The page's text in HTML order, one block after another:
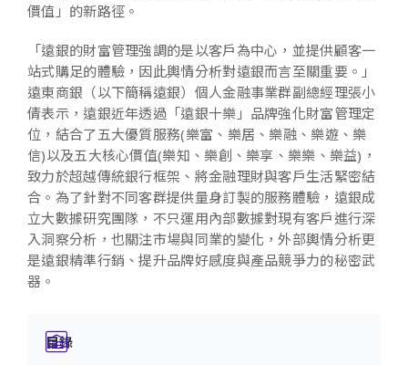
價值」的新路徑。
「遠銀的財富管理強調的是以客戶為中心，並提供顧客一
站式購足的體驗，因此輿情分析對遠銀而言至關重要。」
遠東商銀（以下簡稱遠銀）個人金融事業群副總經理張小
倩表示，遠銀近年透過「遠銀十樂」品牌強化財富管理定
位，結合了五大優質服務(樂富、樂居、樂融、樂遊、樂
信)以及五大核心價值(樂知、樂創、樂享、樂樂、樂益)，
致力於超越傳統銀行框架、將金融理財與客戶生活緊密結
合。為了針對不同客群提供量身訂製的服務體驗，遠銀成
立大數據研究團隊，不只運用內部數據對現有客戶進行深
入洞察分析，也關注市場與同業的變化，外部輿情分析更
是遠銀精準行銷、提升品牌好感度與產品競爭力的秘密武
器。
目錄